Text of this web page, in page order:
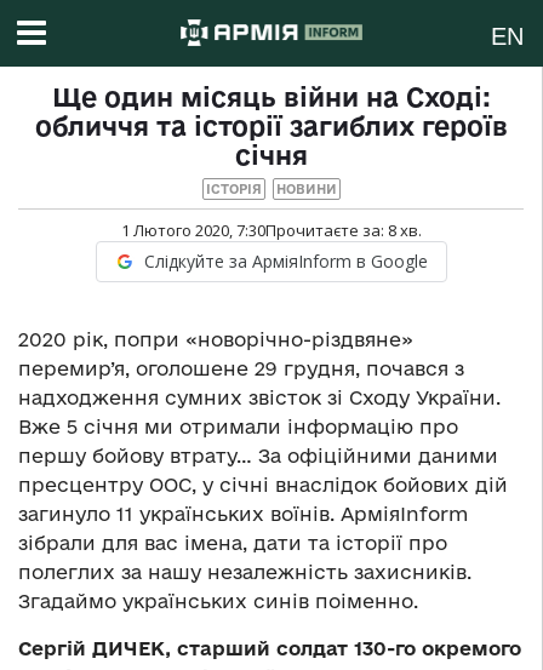
EN
Ще один місяць війни на Сході:
обличчя та історії загиблих героїв
січня
ІСТОРІЯ НОВИНИ
1 Лютого 2020, 7:30Прочитаєте за: 8хв.
Слідкуйте за АрміяInform в Google
2020 рік, попри «новорічно-різдвяне»
перемир’я, оголошене 29 грудня, почався з
надходження сумних звісток зі Сходу України.
Вже 5 січня ми отримали інформацію про
першу бойову втрату… За офіційними даними
пресцентру ООС, у січні внаслідок бойових дій
загинуло 11 українських воїнів. АрміяInform
зібрали для вас імена, дати та історії про
полеглих за нашу незалежність захисників.
Згадаймо українських синів поіменно.
Сергій ДИЧЕК, старший солдат 130-го окремого